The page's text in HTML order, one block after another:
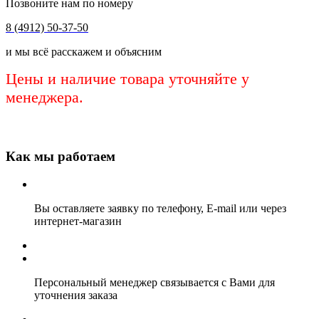
Позвоните нам по номеру
8 (4912) 50-37-50
и мы всё расскажем и объясним
Цены и наличие товара уточняйте у
менеджера.
Как мы работаем
Вы оставляете заявку по телефону, E-mail или через
интернет-магазин
Персональный менеджер связывается с Вами для
уточнения заказа